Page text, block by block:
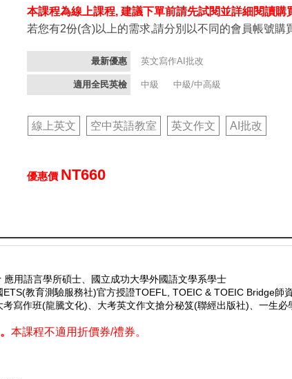
本課程為線上課程, 建議下單前請先試閱並詳細閱讀購
若您有2份(含)以上的需求,請分別以不同的會員帳號購
最新優惠 英文寫作AI批改
適用全民英檢 中級 中級/中高級
線上英文 空中英語教室 英文作文 AI批改
優惠價 NT660
用語言學所碩士、國立成功大學外國語文學系學士
教育測驗服務社)官方授證TOEFL, TOEIC & TOEIC Bridge師
寫作班(龍騰文化)、大考英文作文搶分秘笈(聯經出版社)、一生必
本課程不適用折價券/禮券。